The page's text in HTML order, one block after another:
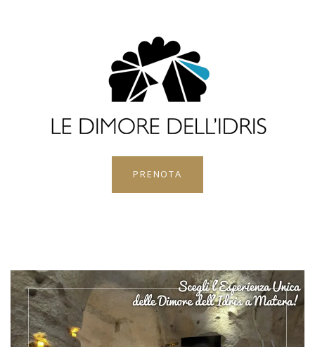
PRENOTA